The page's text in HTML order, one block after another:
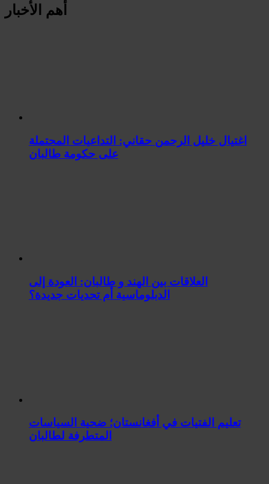
أهم الأخبار
اغتيال خليل الرحمن حقاني: التداعيات المحتملة
على حكومة طالبان
العلاقات بين الهند و طالبان: العودة إلى
الدبلوماسية أم تحديات جديدة؟
تعليم الفتيات في أفغانستان؛ ضحية السياسات
المتطرفة لطالبان